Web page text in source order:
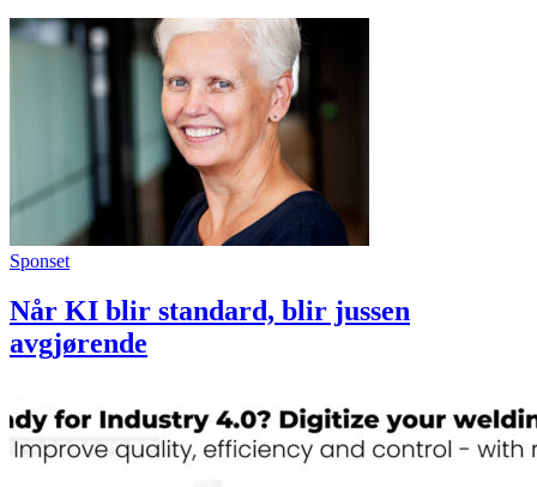
Sponset
Når KI blir standard, blir jussen
avgjørende